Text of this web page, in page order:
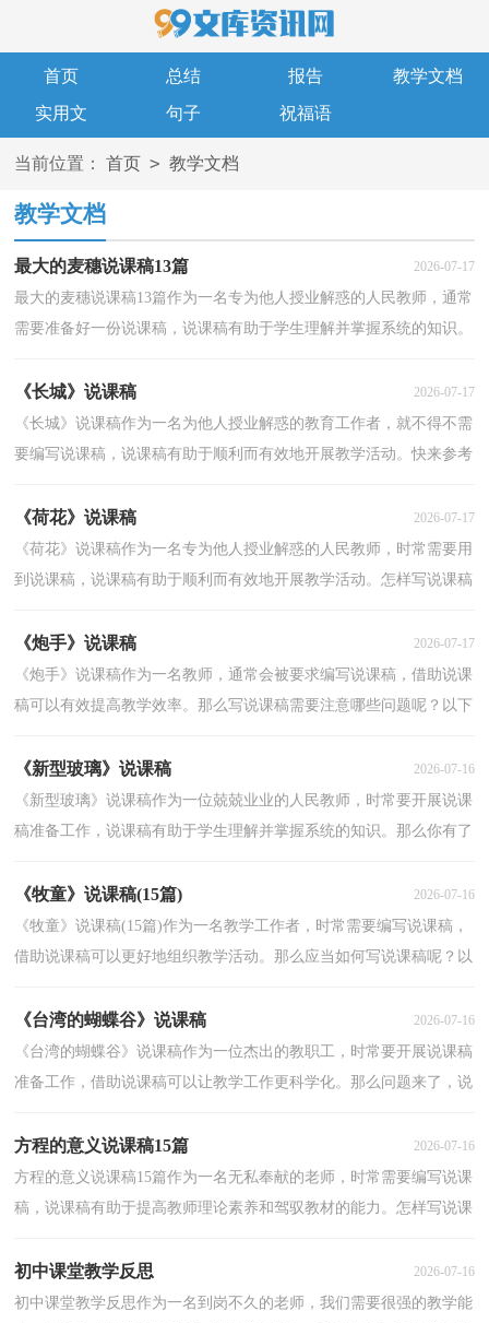
首页 总结 报告
教学文档
实用文
句子 祝福语
当前位置： 首页 > 教学文档
教学文档
最大的麦穗说课稿13篇 2026-07-17
最大的麦穗说课稿13篇作为一名专为他人授业解惑的人民教师，通常
需要准备好一份说课稿，说课稿有助于学生理解并掌握系统的知识。
《长城》说课稿 2026-07-17
《长城》说课稿作为一名为他人授业解惑的教育工作者，就不得不需
要编写说课稿，说课稿有助于顺利而有效地开展教学活动。快来参考
《荷花》说课稿 2026-07-17
《荷花》说课稿作为一名专为他人授业解惑的人民教师，时常需要用
到说课稿，说课稿有助于顺利而有效地开展教学活动。怎样写说课稿
《炮手》说课稿 2026-07-17
《炮手》说课稿作为一名教师，通常会被要求编写说课稿，借助说课
稿可以有效提高教学效率。那么写说课稿需要注意哪些问题呢？以下
《新型玻璃》说课稿 2026-07-16
《新型玻璃》说课稿作为一位兢兢业业的人民教师，时常要开展说课
稿准备工作，说课稿有助于学生理解并掌握系统的知识。那么你有了
《牧童》说课稿(15篇) 2026-07-16
《牧童》说课稿(15篇)作为一名教学工作者，时常需要编写说课稿，
借助说课稿可以更好地组织教学活动。那么应当如何写说课稿呢？以
《台湾的蝴蝶谷》说课稿 2026-07-16
《台湾的蝴蝶谷》说课稿作为一位杰出的教职工，时常要开展说课稿
准备工作，借助说课稿可以让教学工作更科学化。那么问题来了，说
方程的意义说课稿15篇 2026-07-16
方程的意义说课稿15篇作为一名无私奉献的老师，时常需要编写说课
稿，说课稿有助于提高教师理论素养和驾驭教材的能力。怎样写说课
初中课堂教学反思 2026-07-16
初中课堂教学反思作为一名到岗不久的老师，我们需要很强的教学能